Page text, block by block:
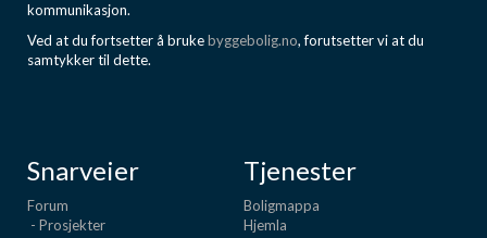
kommunikasjon.
Ved at du fortsetter å brukebyggebolig.no, forutsetter vi at du
samtykker til dette.
Snarveier
Forum
- Prosjekter
Tjenester
Boligmappa
Hjemla